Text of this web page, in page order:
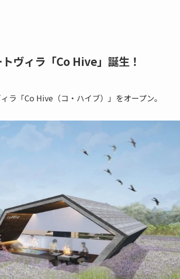
ヴィラ「Co Hive」誕生！
ラ「Co Hive（コ・ハイブ）」をオープン。